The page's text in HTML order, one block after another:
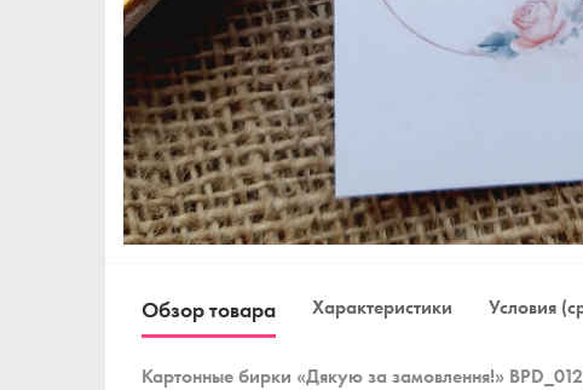
Обзор товара Характеристики Условия
Картонные бирки «Дякую за замовлення!»